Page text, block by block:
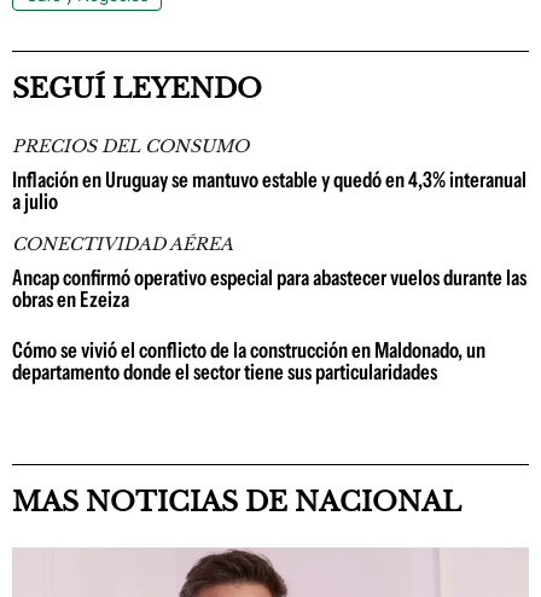
SEGUÍ LEYENDO
PRECIOS DEL CONSUMO
Inflación en Uruguay se mantuvo estable y quedó en 4,3% interanual
a julio
CONECTIVIDAD AÉREA
Ancap confirmó operativo especial para abastecer vuelos durante las
obras en Ezeiza
Cómo se vivió el conflicto de la construcción en Maldonado, un
departamento donde el sector tiene sus particularidades
MAS NOTICIAS DE NACIONAL